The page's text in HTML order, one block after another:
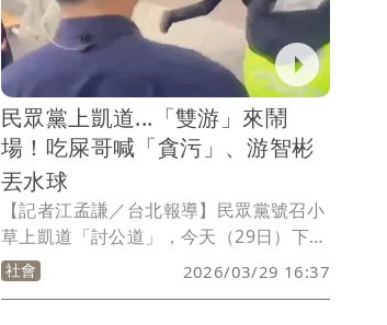
民眾黨上凱道...「雙游」來鬧
場！吃屎哥喊「貪污」、游智彬
丟水球
【記者江孟謙／台北報導】民眾黨號召小
草上凱道「討公道」，今天（29日）下午
開始集結，現場主持人喊破3萬人。不過
鬧場常客「吃屎哥」游兆霖又現身會場高
社會 2026/03/29 16:37